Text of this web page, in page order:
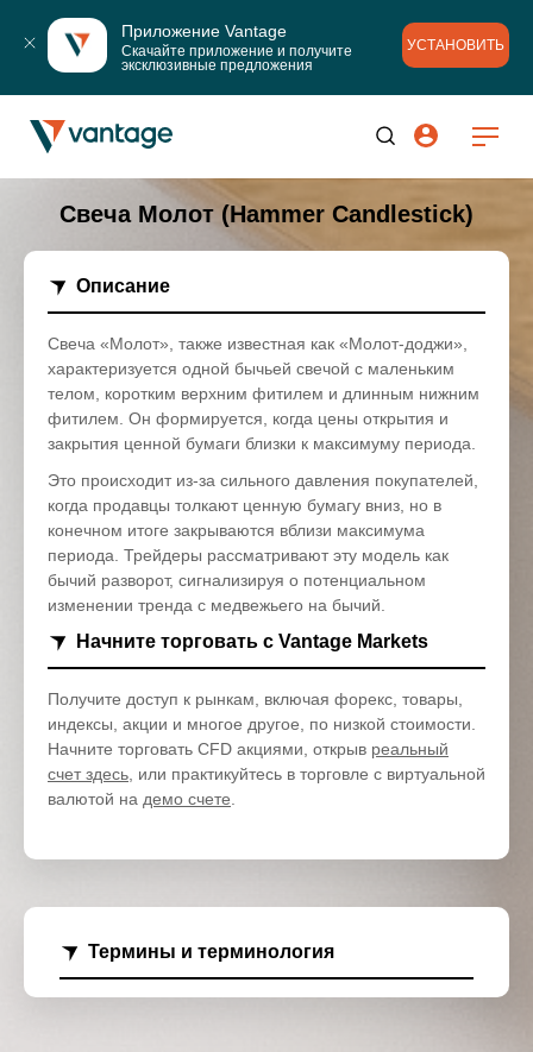
Приложение Vantage
Скачайте приложение и получите
эксклюзивные предложения
УСТАНОВИТЬ
Свеча Молот (Hammer Candlestick)
Описание
Свеча «Молот», также известная как «Молот-доджи»,
характеризуется одной бычьей свечой с маленьким
телом, коротким верхним фитилем и длинным нижним
фитилем. Он формируется, когда цены открытия и
закрытия ценной бумаги близки к максимуму периода.
Это происходит из-за сильного давления покупателей,
когда продавцы толкают ценную бумагу вниз, но в
конечном итоге закрываются вблизи максимума
периода. Трейдеры рассматривают эту модель как
бычий разворот, сигнализируя о потенциальном
изменении тренда с медвежьего на бычий.
Начните торговать с Vantage Markets
Получите доступ к рынкам, включая форекс, товары,
индексы, акции и многое другое, по низкой стоимости.
Начните торговать CFD акциями, открыв реальный
счет здесь , или практикуйтесь в торговле с виртуальной
валютой на демо счете
Термины и терминология